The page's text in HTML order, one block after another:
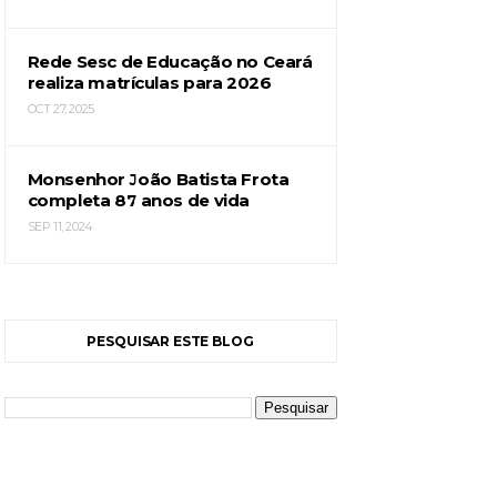
Rede Sesc de Educação no Ceará
realiza matrículas para 2026
OCT 27, 2025
Monsenhor João Batista Frota
completa 87 anos de vida
SEP 11, 2024
PESQUISAR ESTE BLOG